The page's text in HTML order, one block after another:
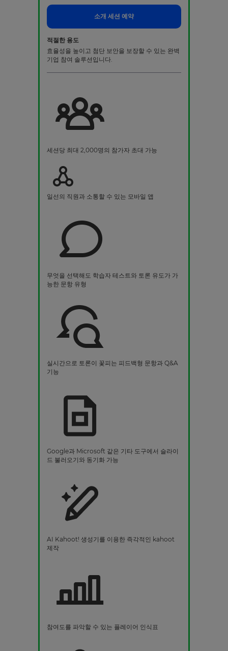
소개 세션 예약
적절한 용도
효율성을 높이고 첨단 보안을 보장할 수 있는 완벽
기업 참여 솔루션입니다.
세션당 최대 2,000명의 참가자 초대 가능
일선의 직원과 소통할 수 있는 모바일 앱
무엇을 선택해도 학습자 테스트와 토론 유도가 가
능한 문항 유형
실시간으로 토론이 꽃피는 피드백형 문항과 Q&A
기능
Google과 Microsoft 같은 기타 도구에서 슬라이
드 불러오기와 동기화 가능
AI Kahoot! 생성기를 이용한 즉각적인 kahoot
제작
참여도를 파악할 수 있는 플레이어 인식표